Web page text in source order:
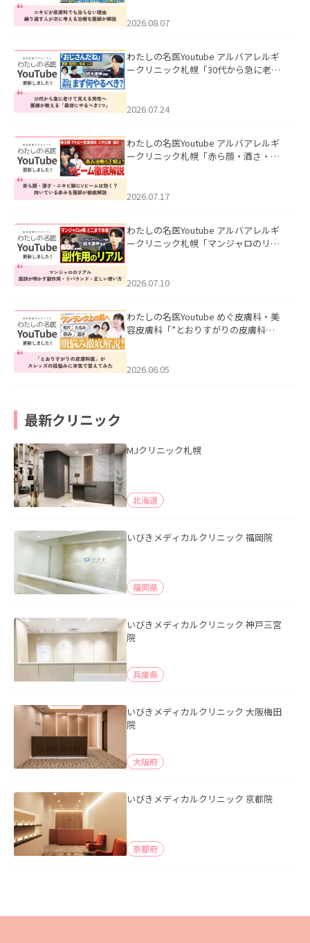
ました。
2026.08.07
わたしの名医Youtube アルバアレルギ
ークリニック札幌「30代から急に老け
た。
2026.07.24
わたしの名医Youtube アルバアレルギ
ークリニック札幌「赤ら顔・酒さ・ニ
した。
2026.07.17
わたしの名医Youtube アルバアレルギ
ークリニック札幌「マンジャロのリア
た。
2026.07.10
わたしの名医Youtube めぐ皮膚科・美
容皮膚科「”とおりすがりの皮膚科
2026.06.05
最新クリニック
MJクリニック札幌
北海道
いびきメディカルクリニック 福岡院
福岡県
いびきメディカルクリニック 神戸三宮
院
兵庫県
いびきメディカルクリニック 大阪梅田
院
大阪府
いびきメディカルクリニック 京都院
京都府